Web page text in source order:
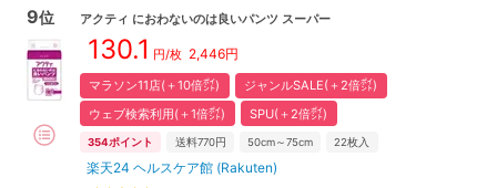
9位 アクティ におわないのは良いパンツ スーパー
130.1 円/枚 2,446円
マラソン11店(＋10倍㌽)
ジャンルSALE(＋2倍㌽)
ウェブ検索利用(＋1倍㌽)
SPU(＋2倍㌽)
354ポイント 送料770円 50cm～75cm 22枚入
楽天24 ヘルスケア館 (Rakuten)